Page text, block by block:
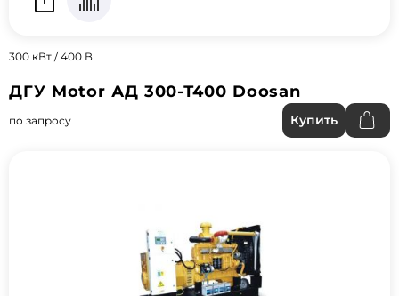
300 кВт / 400 В
ДГУ Motor АД 300-Т400 Doosan
по запросу Купить